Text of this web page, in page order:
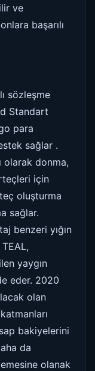
ve
başarılı
sözleşme
Standart
para
sağlar .
olarak donma,
için
oluşturma
sağlar.
benzeri yığın
yaygın
eder. 2020
olan
bakiyelerini
da
olanak